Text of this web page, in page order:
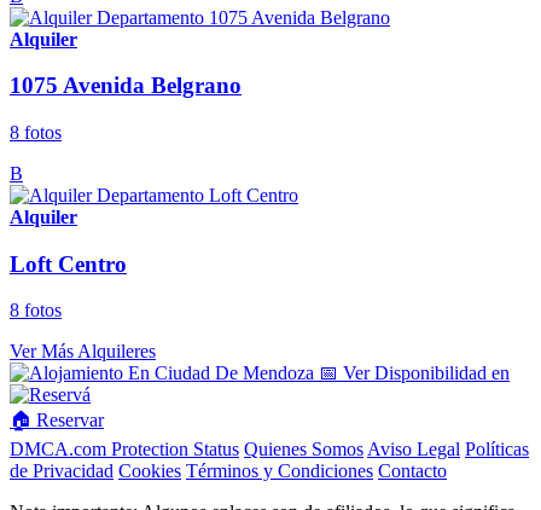
Alquiler
1075 Avenida Belgrano
8 fotos
B
Alquiler
Loft Centro
8 fotos
Ver Más Alquileres
📅 Ver Disponibilidad en
🏠 Reservar
DMCA.com Protection Status Quienes SomosAviso Legal Políticas
de Privacidad Cookies Términos y Condiciones Contacto